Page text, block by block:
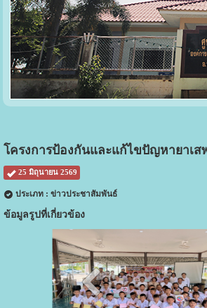
โครงการป้องกันและแก้ไขปัญหายาเส
25 มิถุนายน 2569
ประเภท : ข่าวประชาสัมพันธ์
ข้อมูลรูปที่เกี่ยวข้อง